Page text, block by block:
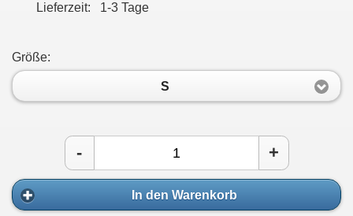
Lieferzeit: 1-3 Tage
Größe:
S
- +
In den Warenkorb